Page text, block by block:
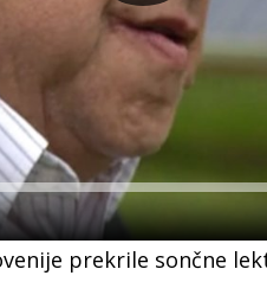
prekrile sončne